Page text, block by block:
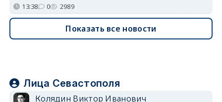
13:38 0 2989
Показать все новости
Лица Севастополя
Колядин Виктор Иванович